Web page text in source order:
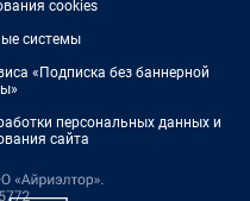
cookies
системы
«Подписка без баннерной
персональных данных и
сайта